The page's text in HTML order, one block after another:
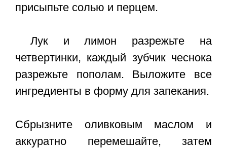
присыпьте солью и перцем.
Лук и лимон разрежьте на
четвертинки, каждый зубчик чеснока
разрежьте пополам. Выложите все
ингредиенты в форму для запекания.
Сбрызните оливковым маслом и
аккуратно перемешайте, затем